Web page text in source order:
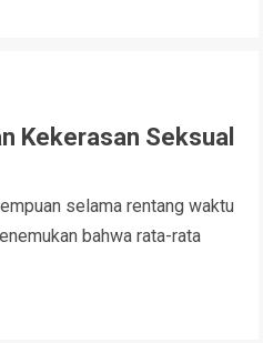
Kekerasan Seksual
selama rentang waktu
bahwa rata-rata